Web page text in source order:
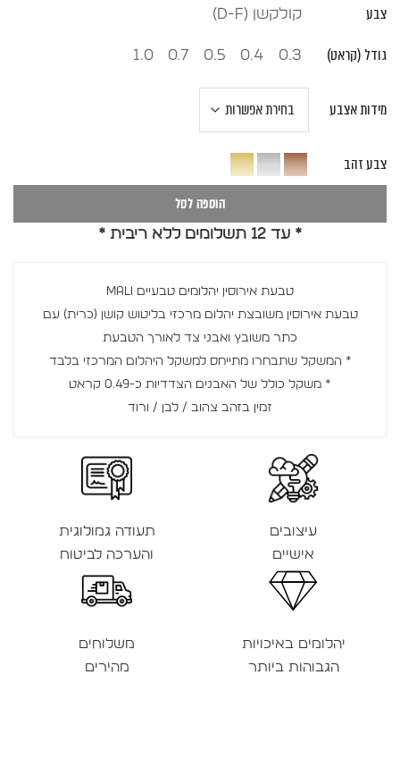
עד
צבע קולקשן (D-F)
גודל (קראט) 0.3
0.4
0.5
0.7
1.0
מידות אצבע
צבע זהב
הוספה לסל
* עד 12 תשלומים ללא ריבית *
טבעת אירוסין יהלומים טבעיים MALI
טבעת אירוסין משובצת יהלום מרכזי בליטוש קושן (כרית) עם
כתר משובץ ואבני צד לאורך הטבעת
* המשקל שתבחרו מתייחס למשקל היהלום המרכזי בלבד
* משקל כולל של האבנים הצדדיות כ-0.49 קראט
זמין בזהב צהוב / לבן / ורוד
עיצובים
אישיים
תעודה גמולוגית
והערכה לביטוח
יהלומים באיכויות
הגבוהות ביותר
משלוחים
מהירים